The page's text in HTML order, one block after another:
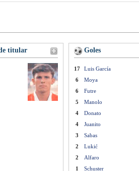
titular Goles
17
Luis García
6
Moya
6
Futre
5
Manolo
4
Donato
4
Juanito
3
Sabas
2
Lukić
2
Alfaro
1
Schuster